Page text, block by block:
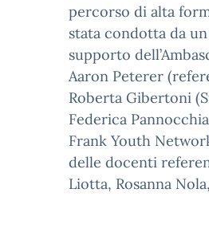
percorso di alta
stata condotta da
supporto
Aaron Peterer
Roberta Gibertoni
Federica
Frank Youth
delle docenti
Liotta, Rosanna